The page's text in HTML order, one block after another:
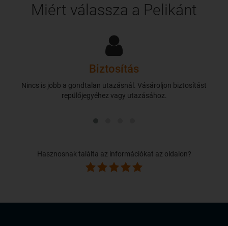
Miért válassza a Pelikánt
Biztosítás
Nincs is jobb a gondtalan utazásnál. Vásároljon biztosítást
repülőjegyéhez vagy utazásához.
Hasznosnak találta az információkat az oldalon?